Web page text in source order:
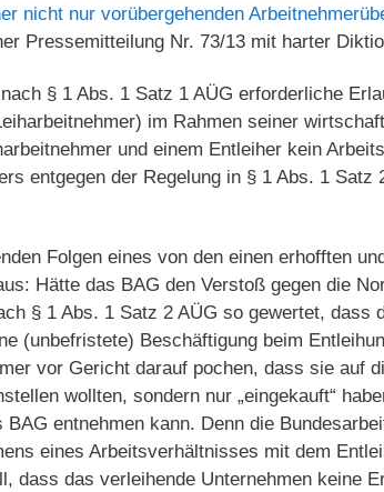
nicht nur vorübergehenden
Pressemitteilung Nr. 73/13 mit harter
§ 1 Abs. 1 Satz 1 AÜG erforderliche
im Rahmen seiner
und einem Entleiher kein
entgegen der Regelung in § 1 Abs. 1 Satz
Folgen eines von den einen erhofften
Hätte das BAG den Verstoß gegen die
§ 1 Abs. 1 Satz 2 AÜG so gewertet, dass
(unbefristete) Beschäftigung beim
vor Gericht darauf pochen, dass sie auf
wollten, sondern nur „eingekauft“
BAG entnehmen kann. Denn die
eines Arbeitsverhältnisses mit dem
dass das verleihende Unternehmen keine